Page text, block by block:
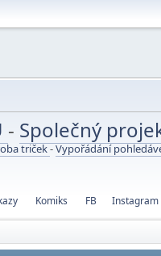
- Společný
triček-Vypořádání
Komiks FB Instagram